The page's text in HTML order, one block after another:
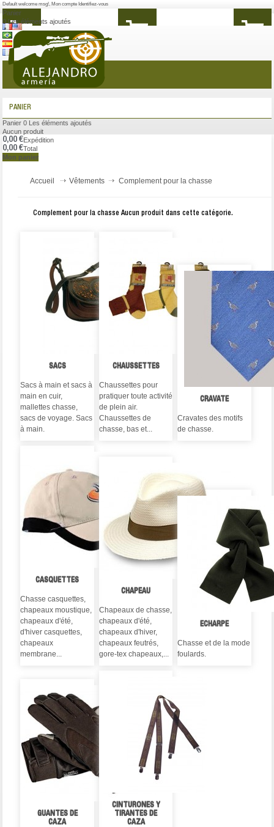
Default welcome msg!, Mon compte Identifiez-vous
Panier
0 Les éléments ajoutés
MENU
PANIER
Panier 0 Les éléments ajoutés
Aucun produit
0,00 €Expédition
0,00 €Total
Mon panier
Accueil Vêtements Complement pour la chasse
Complement pour la chasseAucun produit dans cette catégorie.
SACS
Sacs à main et sacs à
main en cuir,
mallettes chasse,
sacs de voyage. Sacs
à main.
CHAUSSETTES
Chaussettes pour
pratiquer toute activité
de plein air.
Chaussettes de
chasse, bas et...
CRAVATE
Cravates des motifs
de chasse.
CASQUETTES
Chasse casquettes,
chapeaux moustique,
chapeaux d'été,
d'hiver casquettes,
chapeaux
membrane...
CHAPEAU
Chapeaux de chasse,
chapeaux d'été,
chapeaux d'hiver,
chapeaux feutrés,
gore-tex chapeaux,...
ECHARPE
Chasse et de la mode
foulards.
GUANTES DE
CAZA
CINTURONES Y
TIRANTES DE
CAZA